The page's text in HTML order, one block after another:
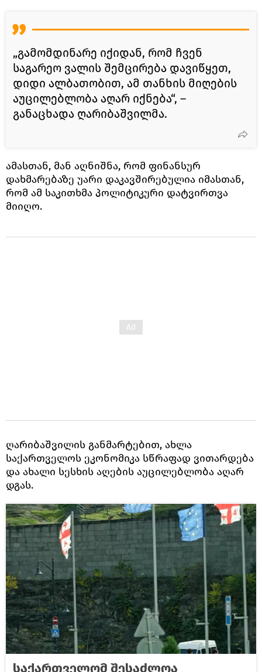
„გამომდინარე იქიდან, რომ ჩვენ
საგარეო ვალის შემცირება დავიწყეთ,
დიდი ალბათობით, ამ თანხის მიღების
აუცილებლობა აღარ იქნება“, –
განაცხადა ღარიბაშვილმა.
ამასთან, მან აღნიშნა, რომ ფინანსურ
დახმარებაზე უარი დაკავშირებულია იმასთან,
რომ ამ საკითხმა პოლიტიკური დატვირთვა
მიიღო.
ღარიბაშვილის განმარტებით, ახლა
საქართველოს ეკონომიკა სწრაფად ვითარდება
და ახალი სესხის აღების აუცილებლობა აღარ
დგას.
საქართველომ შესაძლოა